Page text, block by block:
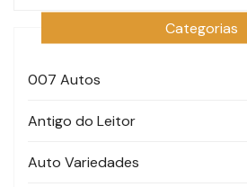
Categorias
007 Autos
Antigo do Leitor
Auto Variedades